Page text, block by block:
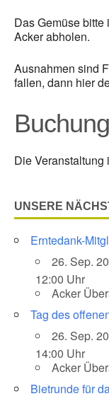
Das Gemüse
Acker abholen.
Ausnahmen sind
fallen, dann hier
Die Veranstaltung
UNSERE
Erntedank-
26. Sep.
12:00 Uhr
Acker
Tag des
26. Sep.
14:00 Uhr
Acker
Bietrunde für